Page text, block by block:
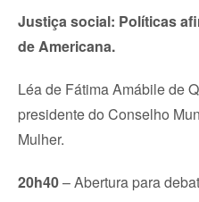
Justiça social: Políticas
de Americana.
Léa de Fátima Amábile de
presidente do Conselho
Mulher.
20h40– Abertura para